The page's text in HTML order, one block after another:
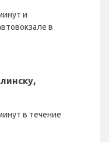
и
в
в течение